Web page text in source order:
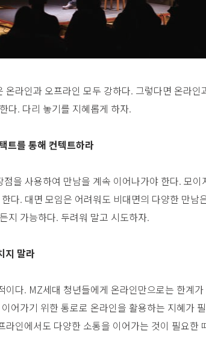
라인과 오프라인 모두 강하다. 그렇다면 온라인
다. 다리 놓기를 지혜롭게 하자.
트를 통해 컨텍트하라
을 사용하여 만남을 계속 이어나가야 한다. 모
다. 대면 모임은 어려워도 비대면의 다양한 만남
지 가능하다. 두려워 말고 시도하자.
지 말라
다. MZ세대 청년들에게 온라인만으로는 한계
어가기 위한 통로로 온라인을 활용하는 지혜가
인에서도 다양한 소통을 이어가는 것이 필요한